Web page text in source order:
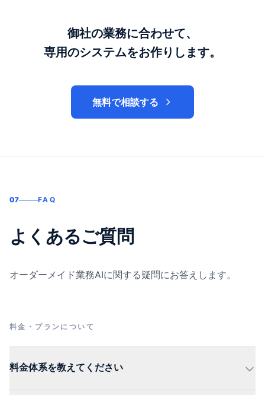
御社の業務に合わせて、
専用のシステムをお作りします。
無料で相談する
07 FAQ
よくあるご質問
オーダーメイド業務AIに関する疑問にお答えします。
料金・プランについて
料金体系を教えてください